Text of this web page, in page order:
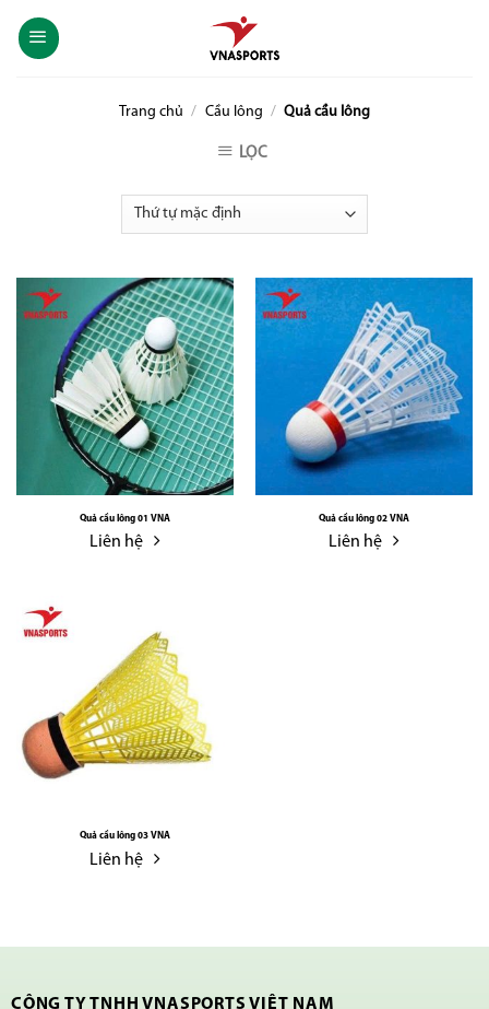
Trang chủ / Cầu lông / Quả cầu lông
LỌC
Quả cầu lông 01 VNA
Liên hệ
Quả cầu lông 02 VNA
Liên hệ
Quả cầu lông 03 VNA
Liên hệ
CÔNG TY TNHH VNASPORTS VIỆT NAM